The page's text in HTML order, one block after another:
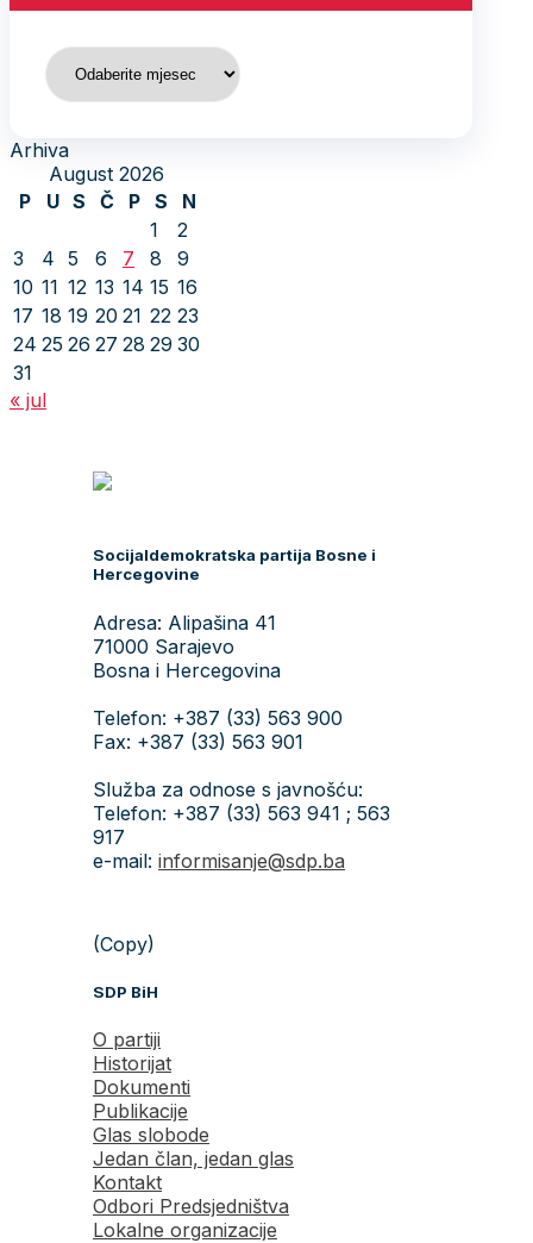
Arhiva
Arhiva
August 2026
P
U S Č P S
N
1
2
3
4 5 6 7 8
9
10 11 12 13 14 15 16
17 18 19 20 21 22 23
24 25 26 27 28 29 30
31
« jul
Socijaldemokratska partija Bosne i
Hercegovine
Adresa: Alipašina 41
71000 Sarajevo
Bosna i Hercegovina
Telefon: +387 (33) 563 900
Fax: +387 (33) 563 901
Služba za odnose s javnošću:
Telefon: +387 (33) 563 941 ; 563
917
e-mail: informisanje@sdp.ba
(Copy)
SDP BiH
O partiji
Historijat
Dokumenti
Publikacije
Glas slobode
Jedan član, jedan glas
Kontakt
Odbori Predsjedništva
Lokalne organizacije